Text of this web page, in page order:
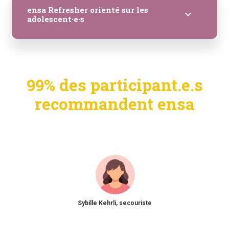
ensa Refresher orienté sur les
adolescent·e·s
keyboard_arrow_down
99% des participant.e.s
recommandent ensa
Sybille Kehrli, secouriste